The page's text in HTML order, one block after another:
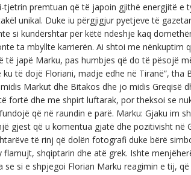
premtuan që të japoin gjithë energjitë e
unikal. Duke iu përgjigjur pyetjeve të
si kundërshtar për këtë ndeshje kaq
ta mbyllte karrierën. Ai shtoi me nënkuptim
japë Marku, pas humbjes që do të pësojë
të dojë Floriani, madje edhe në Tiranë”, tha
Markut dhe Bitakos dhe jo midis Greqisë
fortë dhe me shpirt luftarak, por theksoi se
që në raundin e parë. Marku: Gjaku im
gjest që u komentua gjatë dhe pozitivisht në
të rinj që dolën fotografi duke bërë
shqiptarin dhe atë grek. Ishte
se si e shpjegoi Florian Marku reagimin e tij,